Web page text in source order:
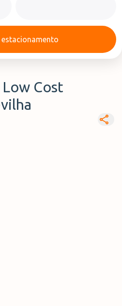
estacionamento
Cost